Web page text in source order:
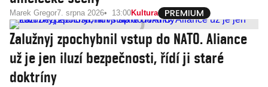
Marek Gregor7. srpna 2026 13:00Kultura
Zalužnyj zpochybnil vstup do NATO. Aliance
už je jen iluzí bezpečnosti, řídí ji staré
doktríny